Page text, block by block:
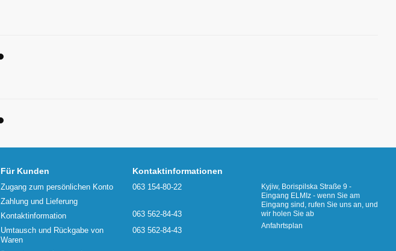
Für Kunden
Zugang zum persönlichen Konto
Zahlung und Lieferung
Kontaktinformation
Umtausch und Rückgabe von
Waren
Kontaktinformationen
063 154-80-22
063 562-84-43
063 562-84-43
Kyjiw, Borispilska Straße 9 -
Eingang ELMIz - wenn Sie am
Eingang sind, rufen Sie uns an, und
wir holen Sie ab
Anfahrtsplan